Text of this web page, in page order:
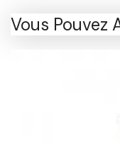
Vous Pouvez